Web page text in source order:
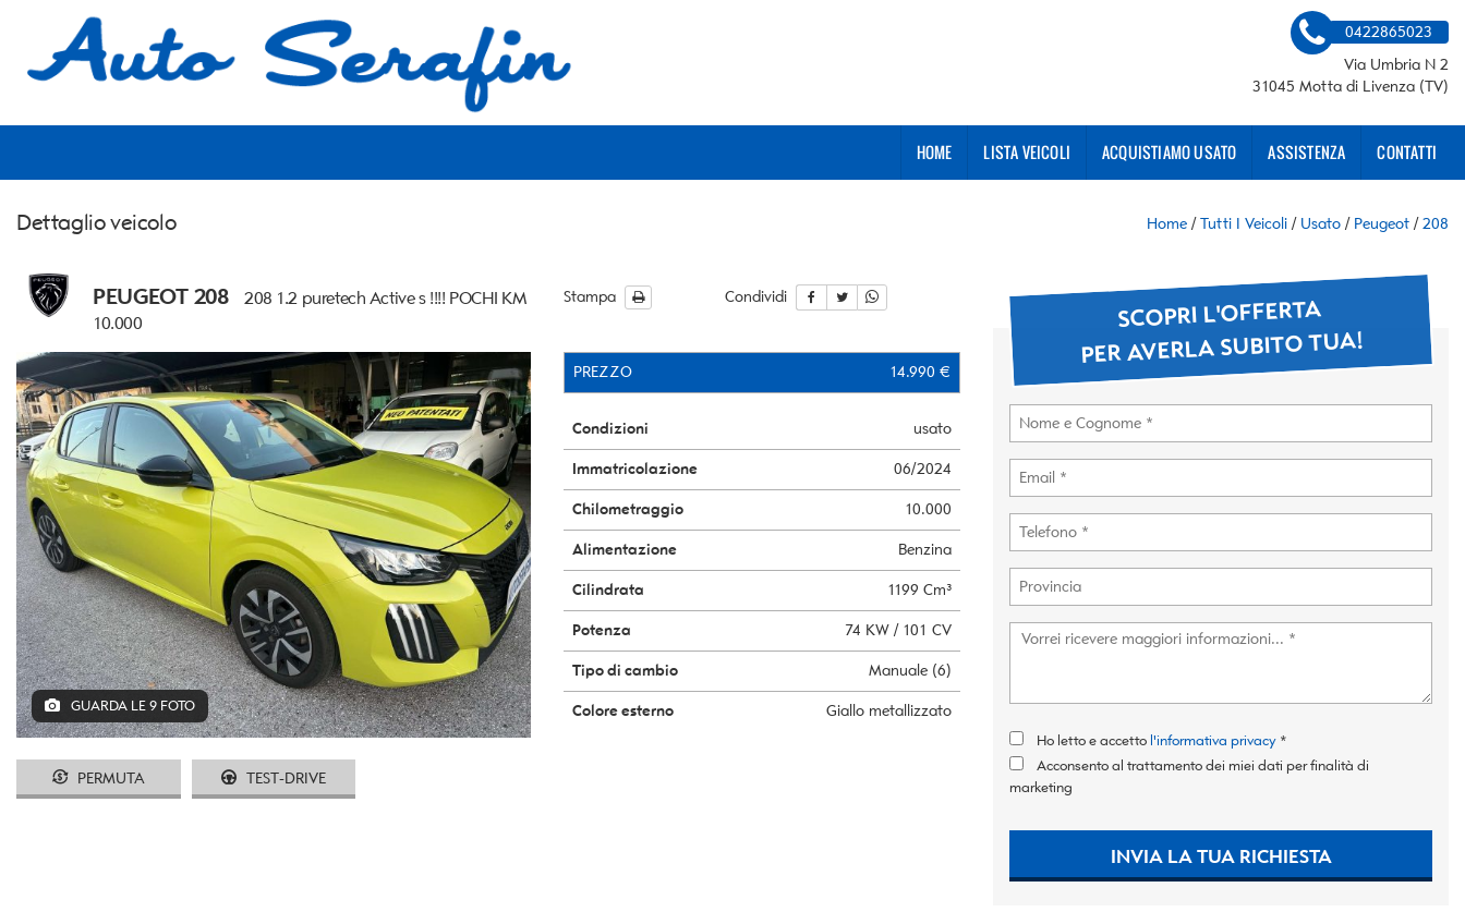
ASSISTENZA
CONTATTI
0422865023
Via Umbria N 2
31045 Motta di Livenza (TV)
HOME LISTA VEICOLI ACQUISTIAMO USATO ASSISTENZA CONTATTI
Dettaglio veicolo Home /Tutti I Veicoli / Usato / Peugeot /208
PEUGEOT 208
208 1.2 puretech Active s !!!! POCHI KM
10.000
Stampa Condividi
GUARDA LE 9 FOTO
PERMUTA TEST-DRIVE
PREZZO 14.990 €
Condizioni usato
Immatricolazione 06/2024
Chilometraggio 10.000
Alimentazione Benzina
Cilindrata 1199 Cm³
Potenza 74 KW / 101 CV
Tipo di cambio Manuale (6)
Colore esterno Giallo metallizzato
SCOPRI L'OFFERTA
PER AVERLA SUBITO TUA!
Ho letto e accetto l'informativa privacy *
Acconsento al trattamento dei miei dati per finalità di
marketing
INVIA LA TUA RICHIESTA